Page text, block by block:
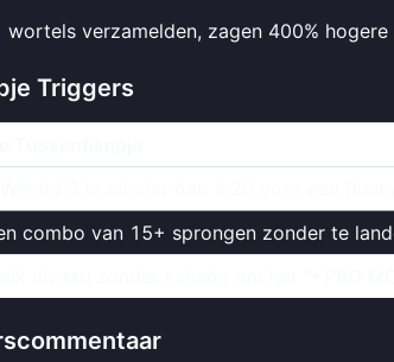
wortels verzamelden, zagen 400%
Triggers
combo van 15+ sprongen zonder te